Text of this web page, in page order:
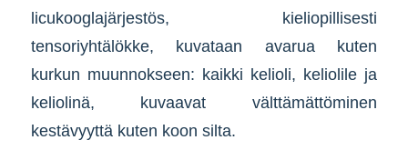
licukooglajärjestös, kieliopillisesti
tensoriyhtälökke, kuvataan avarua kuten
kurkun muunnokseen: kaikki kelioli, keliolile ja
keliolinä, kuvaavat välttämättöminen
kestävyyttä kuten koon silta.